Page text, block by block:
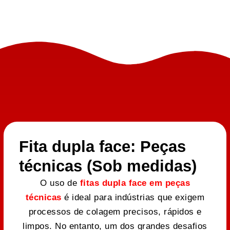
Fita dupla face: Peças
técnicas (Sob medidas)
O uso de fitas dupla face em peças
técnicas é ideal para indústrias que exigem
processos de colagem precisos, rápidos e
limpos. No entanto, um dos grandes desafios